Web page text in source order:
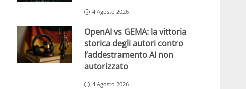
4 Agosto 2026
OpenAI vs GEMA: la vittoria
storica degli autori contro
l’addestramento AI non
autorizzato
4 Agosto 2026